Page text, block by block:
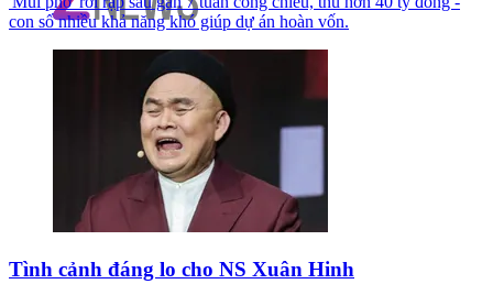
con số nhiều khả năng khó giúp dự án hoàn vốn.
Tình cảnh đáng lo cho NS Xuân Hinh